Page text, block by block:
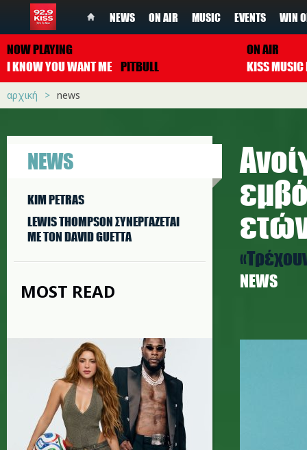
NEWS ON AIR MUSIC EVENTS WIN
NOW PLAYING
I KNOW YOU WANT ME PITBULL
ON AIR
αρχική news
NEWS
KIM PETRAS
LEWIS THOMPSON ΣΥΝΕΡΓAΖΕΤΑΙ
ΜΕ ΤΟΝ DAVID GUETTA
MOST READ NEWS